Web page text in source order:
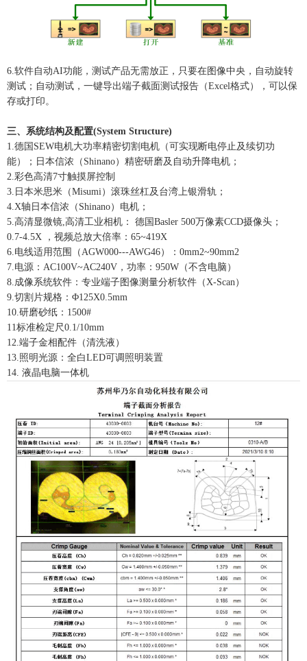
6.软件自动AI功能，测试产品无需放正，只要在图像中央，自动旋转
测试；自动测试，一键导出端子截面测试报告（Excel格式），可以保
存或打印。
三、系统结构及配置(System Structure)
1.德国SEW电机大功率精密切割电机（可实现断电停止及续切功
能）；日本信浓（Shinano）精密研磨及自动升降电机；
2.彩色高清7寸触摸屏控制
3.日本米思米（Misumi）滚珠丝杠及台湾上银滑轨；
4.X轴日本信浓（Shinano）电机；
5.高清显微镜,高清工业相机： 德国Basler 500万像素CCD摄像头；
0.7-4.5X ，视频总放大倍率：65~419X
6.电线适用范围（AGW000---AWG46）：0mm2~90mm2
7.电源：AC100V~AC240V，功率：950W（不含电脑）
8.成像系统软件：专业端子图像测量分析软件（X-Scan）
9.切割片规格：Φ125X0.5mm
10.研磨砂纸：1500#
11标准检定尺0.1/10mm
12.端子金相配件（清洗液）
13.照明光源：全白LED可调照明装置
14. 液晶电脑一体机